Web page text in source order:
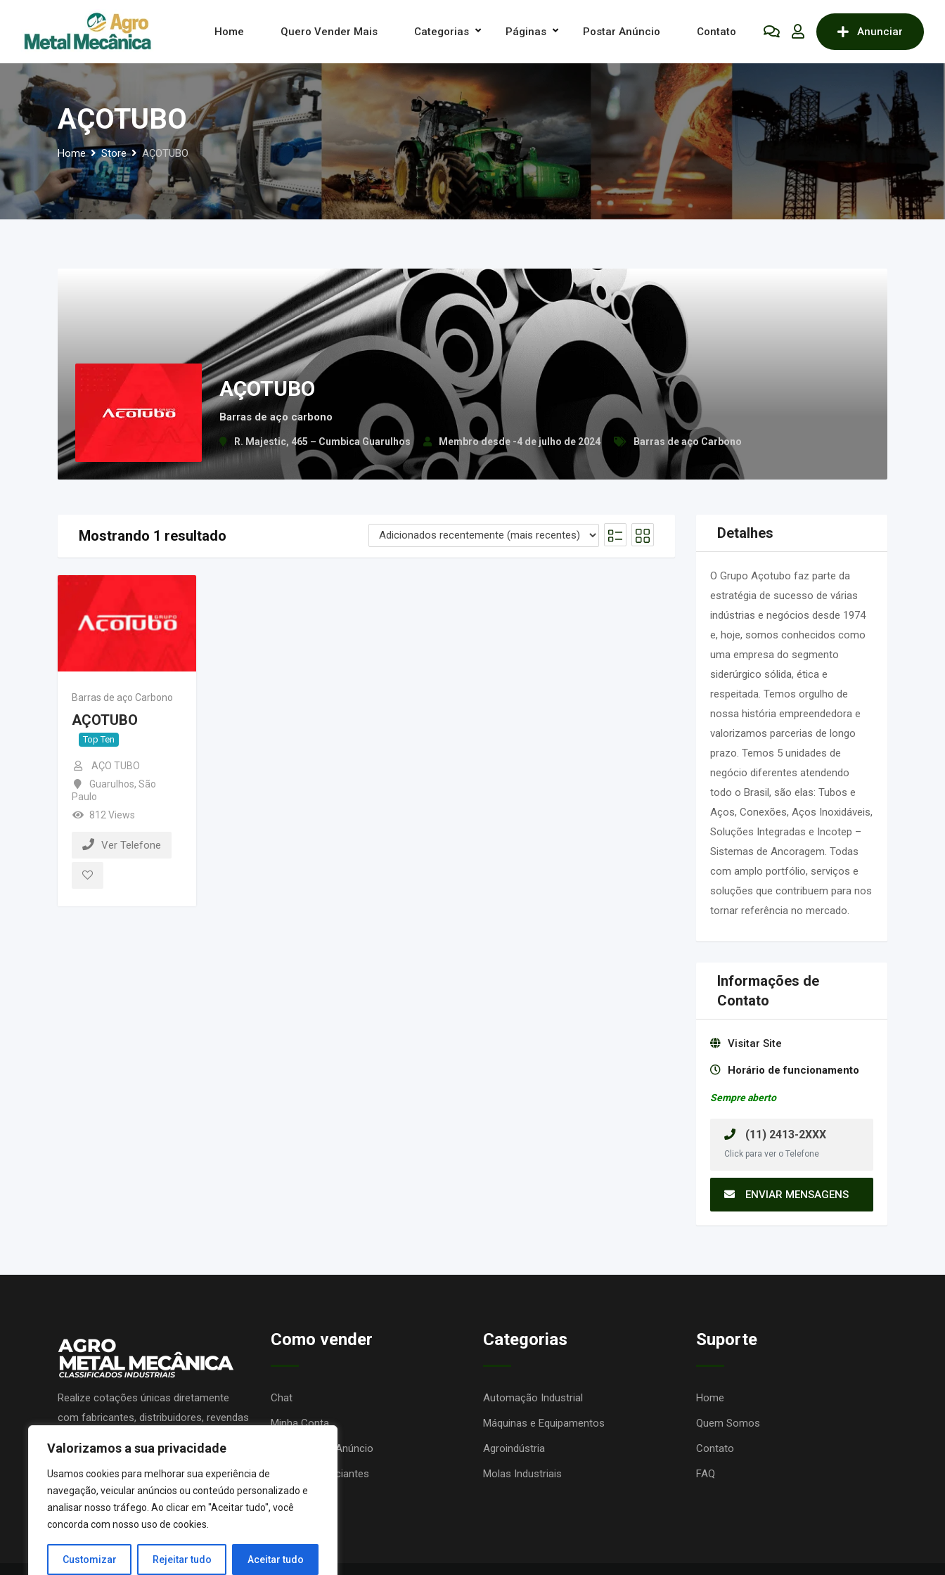
Valorizamos a sua privacidade
Usamos cookies para melhorar sua experiência de
navegação, veicular anúncios ou conteúdo personalizado e
analisar nosso tráfego. Ao clicar em "Aceitar tudo", você
concorda com nosso uso de cookies.
Customizar Rejeitar tudo Aceitar tudo
content
Anunciar
Home Quero Vender Mais Categorias Páginas Postar Anúncio Contato
AÇOTUBO
Home Store AÇOTUBO
AÇOTUBO
Barras de aço carbono
R. Majestic, 465 – Cumbica Guarulhos Membro desde -4 de julho de 2024 Barras de aço Carbono
Mostrando 1 resultado
Barras de aço Carbono
AÇOTUBO
Top Ten
AÇO TUBO
Guarulhos, São
Paulo
812 Views
Ver Telefone
Detalhes
O Grupo Açotubo faz parte da
estratégia de sucesso de várias
indústrias e negócios desde 1974
e, hoje, somos conhecidos como
uma empresa do segmento
siderúrgico sólida, ética e
respeitada. Temos orgulho de
nossa história empreendedora e
valorizamos parcerias de longo
prazo. Temos 5 unidades de
negócio diferentes atendendo
todo o Brasil, são elas: Tubos e
Aços, Conexões, Aços Inoxidáveis,
Soluções Integradas e Incotep –
Sistemas de Ancoragem. Todas
com amplo portfólio, serviços e
soluções que contribuem para nos
tornar referência no mercado.
Informações de
Contato
Visitar Site
Horário de funcionamento
Sempre aberto
(11) 2413-2XXX
Click para ver o Telefone
ENVIAR MENSAGENS
Realize cotações únicas diretamente
com fabricantes, distribuidores, revendas
propostas sem nenhum custo!
Como vender
Chat
Minha Conta
Promova seu Anúncio
Lojas de anunciantes
Categorias
Automação Industrial
Máquinas e Equipamentos
Agroindústria
Molas Industriais
Suporte
Home
Quem Somos
Contato
FAQ